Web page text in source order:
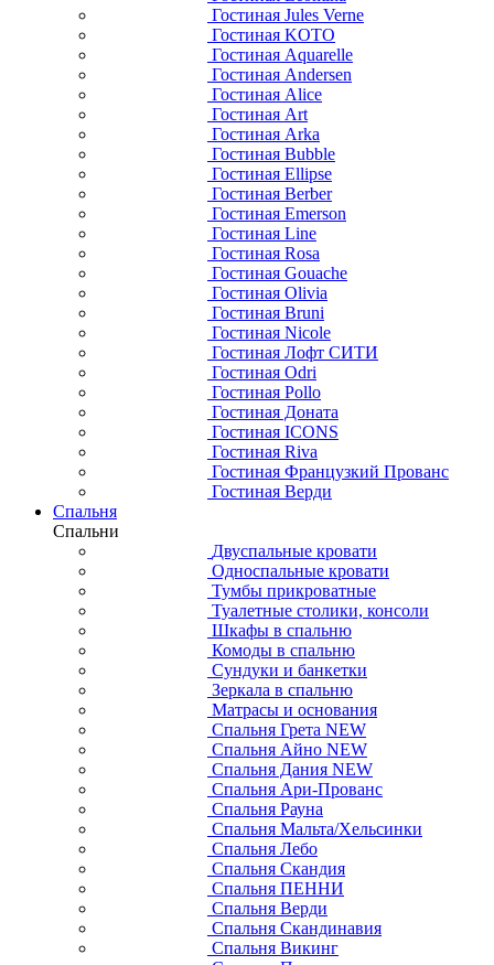
Гостиная Jules Verne
Гостиная KOTO
Гостиная Aquarelle
Гостиная Andersen
Гостиная Alice
Гостиная Art
Гостиная Arka
Гостиная Bubble
Гостиная Ellipse
Гостиная Berber
Гостиная Emerson
Гостиная Line
Гостиная Rosa
Гостиная Gouache
Гостиная Olivia
Гостиная Bruni
Гостиная Nicole
Гостиная Лофт СИТИ
Гостиная Odri
Гостиная Pollo
Гостиная Доната
Гостиная ICONS
Гостиная Riva
Гостиная Французкий Прованс
Гостиная Верди
Спальня
Спальни
Двуспальные кровати
Односпальные кровати
Тумбы прикроватные
Туалетные столики, консоли
Шкафы в спальню
Комоды в спальню
Сундуки и банкетки
Зеркала в спальню
Матрасы и основания
Спальня Грета NEW
Спальня Айно NEW
Спальня Дания NEW
Спальня Ари-Прованс
Спальня Рауна
Спальня Мальта/Хельсинки
Спальня Лебо
Спальня Скандия
Спальня ПЕННИ
Спальня Верди
Спальня Скандинавия
Спальня Викинг